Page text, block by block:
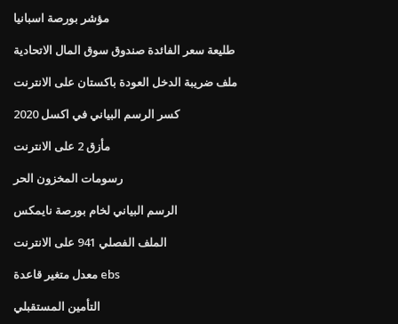
مؤشر بورصة اسبانيا
طليعة سعر الفائدة صندوق سوق المال الاتحادية
ملف ضريبة الدخل العودة باكستان على الانترنت
كسر الرسم البياني في اكسل 2020
مأزق 2 على الانترنت
رسومات المخزون الحر
الرسم البياني لخام بورصة نايمكس
الملف الفصلي 941 على الانترنت
معدل متغير قاعدة ebs
التأمين المستقبلي